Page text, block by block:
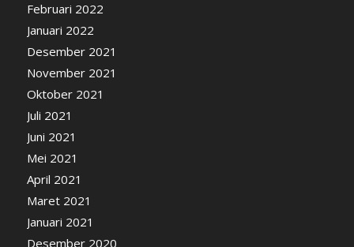
Februari 2022
Januari 2022
Desember 2021
November 2021
Oktober 2021
Juli 2021
Juni 2021
Mei 2021
April 2021
Maret 2021
Januari 2021
Desember 2020